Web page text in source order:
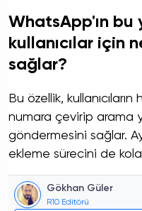
WhatsApp'ın bu
kullanıcılar için
sağlar?
Bu özellik,
numara çevirip arama
göndermesini sağlar.
ekleme sürecini de
Gökhan Güler
R10 Editörü